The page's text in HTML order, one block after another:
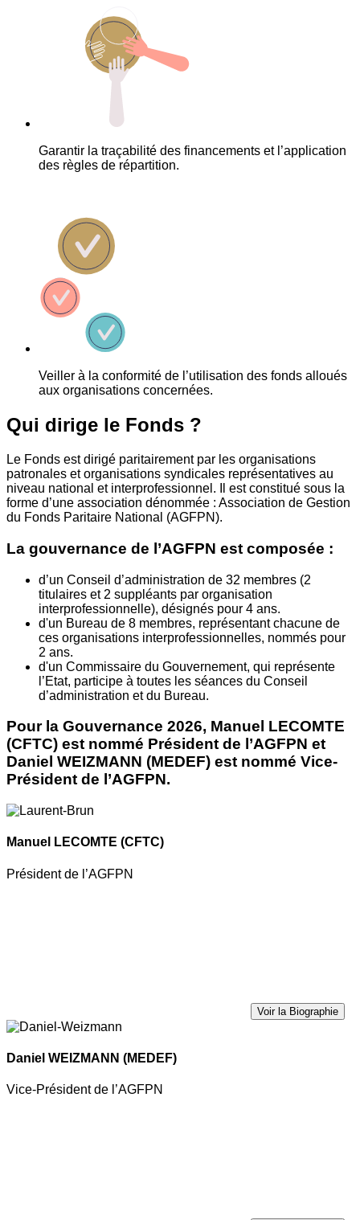
Garantir la traçabilité des financements et l’application
des règles de répartition.
Veiller à la conformité de l’utilisation des fonds alloués
aux organisations concernées.
Qui dirige le Fonds ?
Le Fonds est dirigé paritairement par les organisations
patronales et organisations syndicales représentatives au
niveau national et interprofessionnel. Il est constitué sous la
forme d’une association dénommée : Association de Gestion
du Fonds Paritaire National (AGFPN).
La gouvernance de l’AGFPN est composée :
d’un Conseil d’administration de 32 membres (2
titulaires et 2 suppléants par organisation
interprofessionnelle), désignés pour 4 ans.
d'un Bureau de 8 membres, représentant chacune de
ces organisations interprofessionnelles, nommés pour
2 ans.
d'un Commissaire du Gouvernement, qui représente
l’Etat, participe à toutes les séances du Conseil
d’administration et du Bureau.
Pour la Gouvernance 2026, Manuel LECOMTE
(CFTC) est nommé Président de l’AGFPN et
Daniel WEIZMANN (MEDEF) est nommé Vice-
Président de l’AGFPN.
Manuel LECOMTE (CFTC)
Président de l’AGFPN
Voir la Biographie
Daniel WEIZMANN (MEDEF)
Vice-Président de l’AGFPN